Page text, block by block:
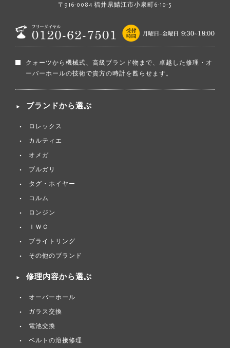
〒916-0084 福井県鯖江市小泉町6-10-5
クォーツから機械式、高級ブランド物まで、卓越した修理・オ
ーバーホールの技術で貴方の時計を甦らせます。
ブランドから選ぶ
ロレックス
カルティエ
オメガ
ブルガリ
タグ・ホイヤー
コルム
ロンジン
ＩＷＣ
ブライトリング
その他のブランド
修理内容から選ぶ
オーバーホール
ガラス交換
電池交換
ベルトの溶接修理